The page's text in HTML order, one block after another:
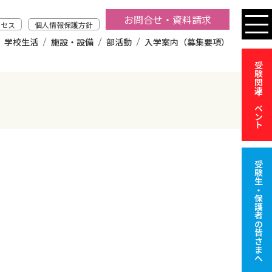
ス 個人情報保護方針 お問合せ・資料請求
学校生活 施設・設備 部活動 入学案内（募集要項）
受験関連イベント
受験生・保護者の皆さまへ